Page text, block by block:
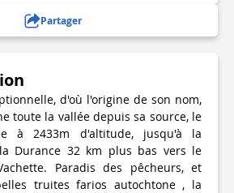
Partager
d'où l'origine de son nom,
toute la vallée depuis sa source, le
à 2433m d'altitude, jusqu'à la
Durance 32 km plus bas vers le
Paradis des pêcheurs, et
truites farios autochtone , la